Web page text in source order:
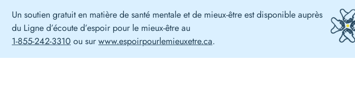
Un soutien gratuit en matière de santé mentale et de mieux-être est disponible auprès
du Ligne d’écoute d’espoir pour le mieux-être au
1-855-242-3310 ou surwww.espoirpourlemieuxetre.ca.